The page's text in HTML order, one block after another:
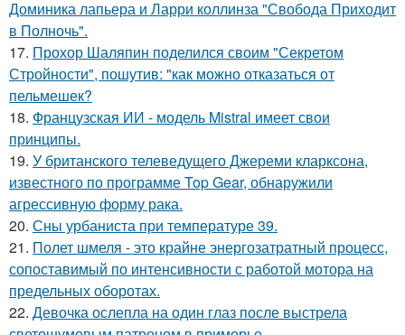
Доминика лапьера и Ларри коллинза "Свобода Приходит
в Полночь".
17. Прохор Шаляпин поделился своим "Секретом
Стройности", пошутив: "как можно отказаться от
пельмешек?
18. Французская ИИ - модель Mistral имеет свои
принципы.
19. У британского телеведущего Джереми кларксона,
известного по программе Top Gear, обнаружили
агрессивную форму рака.
20. Сны урбаниста при температуре 39.
21. Полет шмеля - это крайне энергозатратный процесс,
сопоставимый по интенсивности с работой мотора на
предельных оборотах.
22. Девочка ослепла на один глаз после выстрела